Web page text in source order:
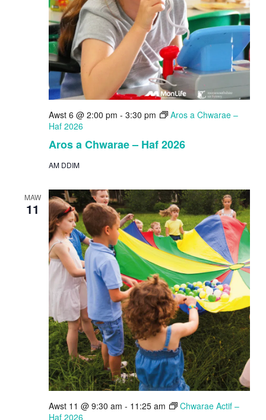
Aros a Chwarae – Haf 2026
Awst 6 @ 2:00 pm - 3:30 pm
Aros a Chwarae –
Haf 2026
AM DDIM
MAW
11
Awst 11 @ 9:30 am - 11:25 am
Chwarae Actif –
Haf 2026